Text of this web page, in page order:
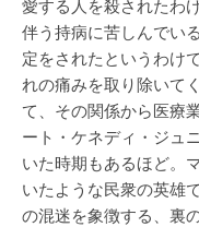
愛する人を殺されたわ
伴う持病に苦しんでい
定をされたというわけ
れの痛みを取り除いて
て、その関係から医療
ート・ケネディ・ジュ
いた時期もあるほど。
いたような民衆の英雄
の混迷を象徴する、裏